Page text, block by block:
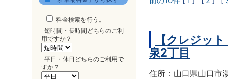
料金検索を行う。
短時間・長時間どちらのご利
用ですか？
平日・休日どちらのご利用で
すか？
【クレジッ
泉2丁目
住所：山口県山口市